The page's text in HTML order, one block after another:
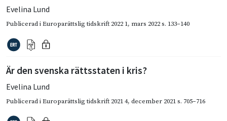
Evelina Lund
Publicerad iEuroparättslig tidskrift 2022 1, mars 2022s. 133–140
Är den svenska rättsstaten i kris?
Evelina Lund
Publicerad iEuroparättslig tidskrift 2021 4, december 2021s. 705–716